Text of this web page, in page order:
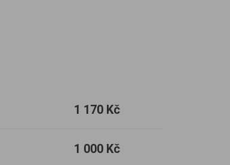
1 170 Kč
1 000 Kč